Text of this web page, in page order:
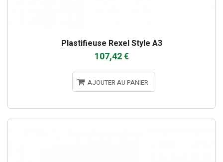
Plastifieuse Rexel Style A3
107,42 €
AJOUTER AU PANIER